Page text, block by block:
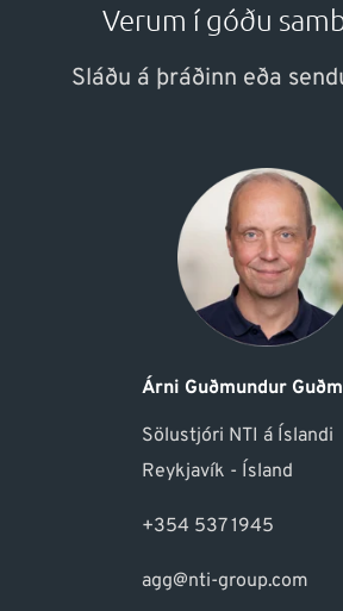
Verum í góðu
Sláðu á þráðinn eða
Árni Guðmundur
Sölustjóri NTI á Íslandi
Reykjavík - Ísland
+354 537 1945
agg@nti-group.com